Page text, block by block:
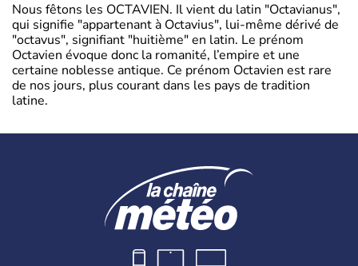
Nous fêtons les OCTAVIEN. Il vient du latin "Octavianus",
qui signifie "appartenant à Octavius", lui-même dérivé de
"octavus", signifiant "huitième" en latin. Le prénom
Octavien évoque donc la romanité, l’empire et une
certaine noblesse antique. Ce prénom Octavien est rare
de nos jours, plus courant dans les pays de tradition
latine.